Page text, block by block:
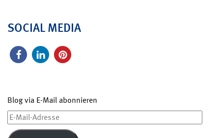
SOCIAL MEDIA
Blog via E-Mail abonnieren
E-
Mail-